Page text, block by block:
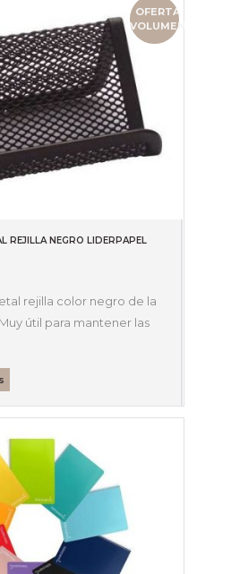
OFERTA
VOLUMEN
REJILLA NEGRO LIDERPAPEL
rejilla color negro de la
útil para mantener las